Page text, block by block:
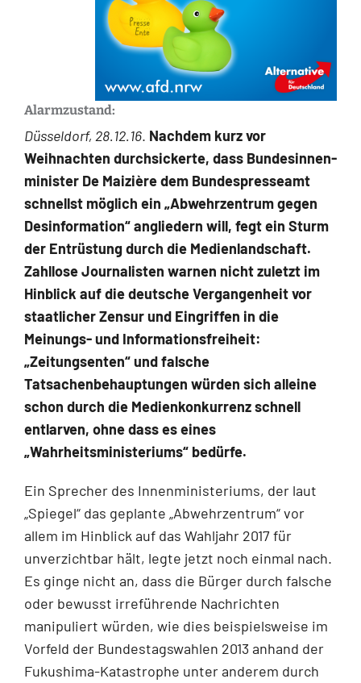
Alarmzustand:
Düsseldorf, 28.12.16. Nachdem kurz vor
Weihnachten durchsickerte, dass Bundesinnen­
minister De Maizière dem Bundespresseamt
schnellst möglich ein „Abwehrzentrum gegen
Desinformation“ angliedern will, fegt ein Sturm
der Entrüstung durch die Medienlandschaft.
Zahllose Journalisten warnen nicht zuletzt im
Hinblick auf die deutsche Vergangenheit vor
staatlicher Zensur und Eingriffen in die
Meinungs- und Informationsfreiheit:
„Zeitungsenten“ und falsche
Tatsachenbehauptungen würden sich alleine
schon durch die Medienkonkurrenz schnell
entlarven, ohne dass es eines
„Wahrheitsministeriums“ bedürfe.
Ein Sprecher des Innenministeriums, der laut
„Spiegel“ das geplante „Abwehrzentrum“ vor
allem im Hinblick auf das Wahljahr 2017 für
unverzichtbar hält, legte jetzt noch einmal nach.
Es ginge nicht an, dass die Bürger durch falsche
oder bewusst irreführende Nachrichten
manipuliert würden, wie dies beispielsweise im
Vorfeld der Bundestagswahlen 2013 anhand der
Fukushima-Katastrophe un­ter anderem durch